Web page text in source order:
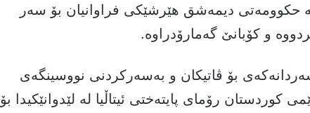
حکوومەتی دیمەشق هێرشێکی فراوانیان بۆ سەر
و کۆبانێ گەمارۆدراوە.
بۆ ڤاتیکان و بەسەرکردنی نووسینگەی
کوردستان رۆمای پایتەختی ئیتاڵیا لە لێدوانێکیدا بۆ